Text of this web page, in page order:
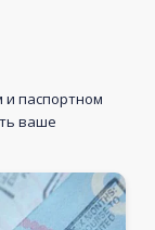
паспортном
ваше